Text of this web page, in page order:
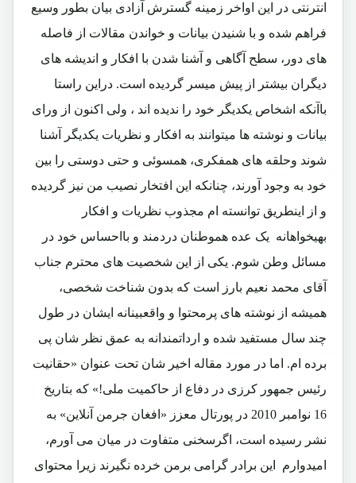
انترنتی در این اواخر زمینه گسترش آزادی بیان بطور وسیع
فراهم شده و با شنیدن بیانات و خواندن مقالات از فاصله
های دور، سطح آگاهی و آشنا شدن با افکار و اندیشه های
دیگران بیشتر از پیش میسر گردیده است. دراین راستا
باآنکه اشخاص یکدیگر خود را ندیده اند ، ولی اکنون از ورای
بیانات و نوشته ها میتوانند به افکار و نظریات یکدیگر آشنا
شوند وحلقه های همفکری، همسوئی و حتی دوستی را بین
خود به وجود آورند، چنانکه این افتخار نصیب من نیز گردیده
و از اینطریق توانسته ام مجذوب نظریات و افکار
بهیخواهانه یک عده هموطنان دردمند و بااحساس خود در
مسائل وطن شوم. یکی از این شخصیت های محترم جناب
آقای محمد نعیم بارز است که بدون شناخت شخصی،
همیشه از نوشته های پرمحتوا و واقعبینانه ایشان در طول
چند سال مستفید شده و ارداتمندانه به عمق نظر شان پی
برده ام. اما در مورد مقاله اخیر شان تحت عنوان «حقانیت
رئیس جمهور کرزی در دفاع از حاکمیت ملی!» که بتاریخ
16 نوامبر 2010 در پورتال معزز «افغان جرمن آنلاین» به
نشر رسیده است، اگرسخنی متفاوت در میان می آورم،
امیدوارم این برادر گرامی برمن خرده نگیرند زیرا محتوای